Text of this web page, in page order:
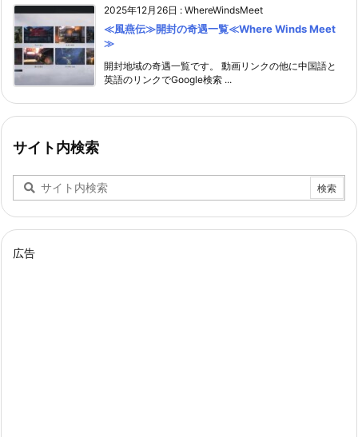
2025年12月26日 : WhereWindsMeet
≪風燕伝≫開封の奇遇一覧≪Where Winds Meet
≫
開封地域の奇遇一覧です。 動画リンクの他に中国語と
英語のリンクでGoogle検索 ...
サイト内検索
広告